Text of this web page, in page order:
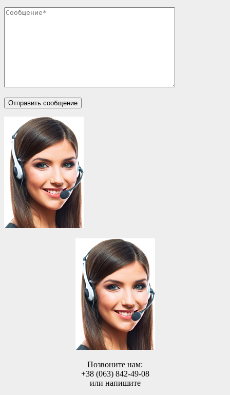
Позвоните нам:
+38 (063) 842-49-08
или напишите